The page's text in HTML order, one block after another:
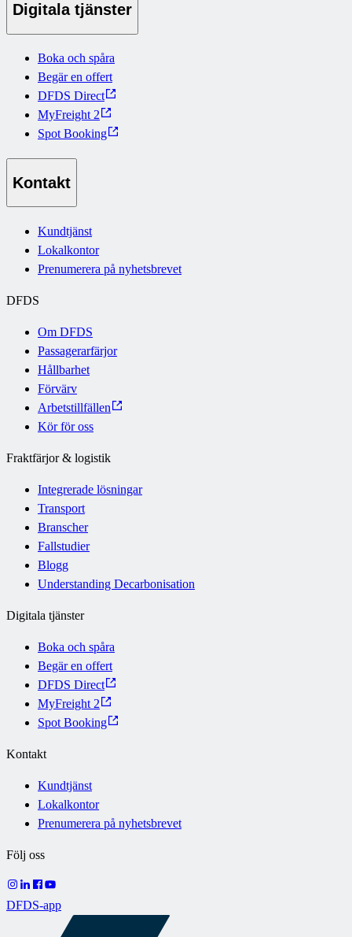
Digitala tjänster
Boka och spåra
Begär en offert
DFDS Direct
MyFreight 2
Spot Booking
Kontakt
Kundtjänst
Lokalkontor
Prenumerera på nyhetsbrevet
DFDS
Om DFDS
Passagerarfärjor
Hållbarhet
Förvärv
Arbetstillfällen
Kör för oss
Fraktfärjor & logistik
Integrerade lösningar
Transport
Branscher
Fallstudier
Blogg
Understanding Decarbonisation
Digitala tjänster
Boka och spåra
Begär en offert
DFDS Direct
MyFreight 2
Spot Booking
Kontakt
Kundtjänst
Lokalkontor
Prenumerera på nyhetsbrevet
Följ oss
DFDS-app